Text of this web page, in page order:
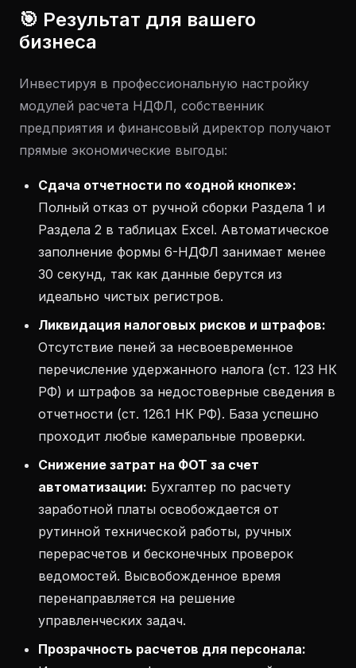
🎯 Результат для вашего
бизнеса
Инвестируя в профессиональную настройку
модулей расчета НДФЛ, собственник
предприятия и финансовый директор получают
прямые экономические выгоды:
Сдача отчетности по «одной кнопке»:
Полный отказ от ручной сборки Раздела 1 и
Раздела 2 в таблицах Excel. Автоматическое
заполнение формы 6-НДФЛ занимает менее
30 секунд, так как данные берутся из
идеально чистых регистров.
Ликвидация налоговых рисков и штрафов:
Отсутствие пеней за несвоевременное
перечисление удержанного налога (ст. 123 НК
РФ) и штрафов за недостоверные сведения в
отчетности (ст. 126.1 НК РФ). База успешно
проходит любые камеральные проверки.
Снижение затрат на ФОТ за счет
автоматизации: Бухгалтер по расчету
заработной платы освобождается от
рутинной технической работы, ручных
перерасчетов и бесконечных проверок
ведомостей. Высвобожденное время
перенаправляется на решение
управленческих задач.
Прозрачность расчетов для персонала: